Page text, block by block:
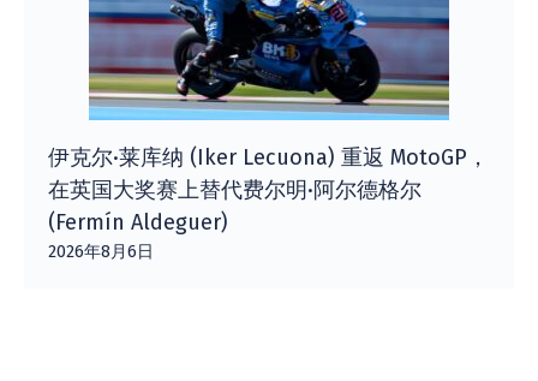
伊克尔·莱库纳 (Iker Lecuona) 重返 MotoGP，
在英国大奖赛上替代费尔明·阿尔德格尔
(Fermín Aldeguer)
2026年8月6日